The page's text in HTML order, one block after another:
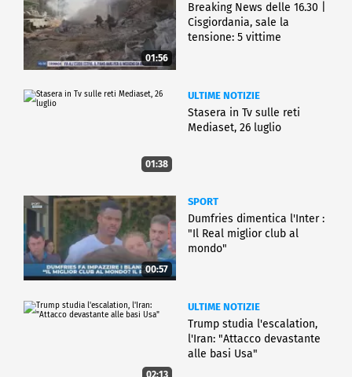
01:56
Breaking News delle 16.30 |
Cisgiordania, sale la
tensione: 5 vittime
01:38
ULTIME NOTIZIE
Stasera in Tv sulle reti
Mediaset, 26 luglio
00:57
SPORT
Dumfries dimentica l'Inter :
"Il Real miglior club al
mondo"
02:13
ULTIME NOTIZIE
Trump studia l'escalation,
l'Iran: "Attacco devastante
alle basi Usa"